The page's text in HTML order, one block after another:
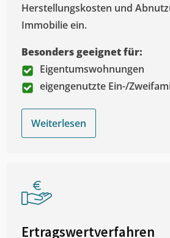
Herstellungskosten und
Immobilie ein.
Besonders geeignet für:
Eigentumswohnungen
eigengenutzte Ein-/
Weiterlesen
Ertragswertverfahren